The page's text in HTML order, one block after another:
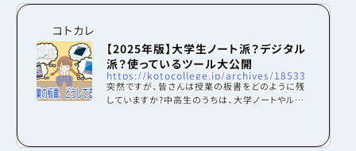
コトカレ
【2025年版】大学生ノート派？デジタル
派？使っているツール大公開
https://kotocollege.jp/archives/18533
突然ですが、皆さんは授業の板書をどのように残
していますか?中高生のうちは、大学ノートやルー